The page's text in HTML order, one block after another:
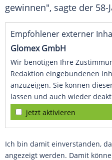
gewinnen", sagte der 58-
Empfohlener externer
Glomex GmbH
Wir benötigen Ihre
Redaktion eingebundenen
anzuzeigen. Sie können
lassen und auch wieder
jetzt aktivieren
Ich bin damit einverstanden,
angezeigt werden. Damit